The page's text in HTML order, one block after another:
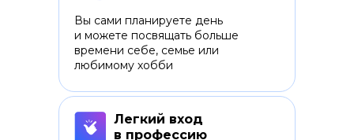
Вы сами планируете день
и можете посвящать больше
времени себе, семье или
любимому хобби
Легкий вход
в профессию